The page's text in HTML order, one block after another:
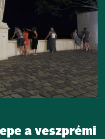
a veszprémi